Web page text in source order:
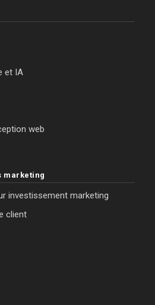
et IA
web
marketing
investissement marketing
client